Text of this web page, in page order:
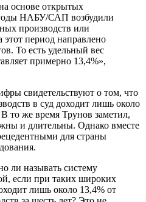
основе открытых
годы НАБУ/САП возбудили
производств или
этот период направлено
То есть удельный вес
примерно 13,4%»,
свидетельствуют о том, что
в суд доходит лишь около
то же время Трунов заметил,
и длительны. Однако вместе
для страны
ли называть систему
если при таких широких
лишь около 13,4% от